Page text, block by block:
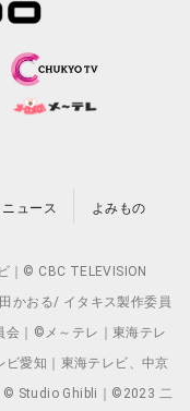
ニュース よみもの
｜© CBC TELEVISION
かおる/ イタキス製作委員
会｜©メ～テレ｜東海テレ
ビ愛知｜東海テレビ、中京
© Studio Ghibli｜©2023 二